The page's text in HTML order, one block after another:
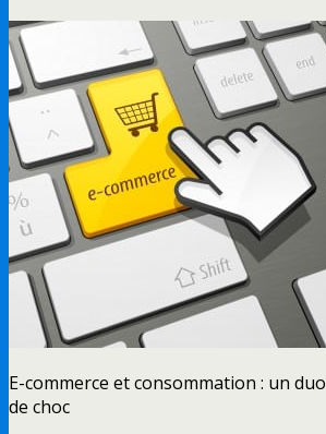
E-commerce et consommation : un duo
de choc